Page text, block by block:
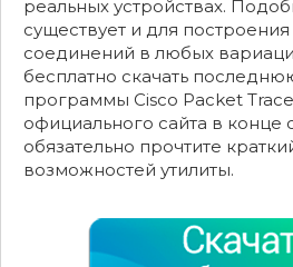
реальных устройствах.
существует и для
соединений в любых
бесплатно скачать
программы Cisco Packet
официального сайта в конце
обязательно прочтите
возможностей утилиты.